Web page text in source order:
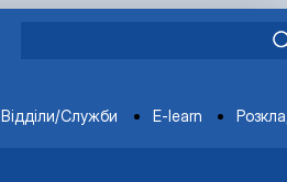
Відділи/Служби E-learn